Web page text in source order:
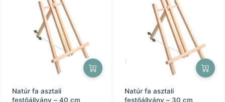
Natúr fa asztali
festőállvány – 40 cm
Natúr fa asztali
festőállvány – 30 cm